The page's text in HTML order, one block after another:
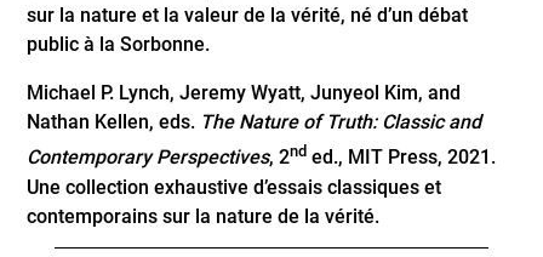
sur la nature et la valeur de la vérité, né d’un débat
public à la Sorbonne.
Michael P. Lynch, Jeremy Wyatt, Junyeol Kim, and
Nathan Kellen, eds. The Nature of Truth: Classic and
Contemporary Perspectives, 2nd ed., MIT Press, 2021.
Une collection exhaustive d’essais classiques et
contemporains sur la nature de la vérité.